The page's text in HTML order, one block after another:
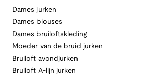
Dames jurken
Dames blouses
Dames bruiloftskleding
Moeder van de bruid jurken
Bruiloft avondjurken
Bruiloft A-lijn jurken